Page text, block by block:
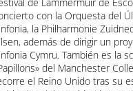
de Lammermuir de
con la Orquesta del
, la Philharmonie
, además de dirigir un
Cymru. También es la
del Manchester
el Reino Unido tras su